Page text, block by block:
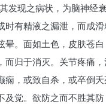
发现之病状，为脑神经
有精液之漏泄，而成
。面如土色，皮肤苍
归于消灭。关节疼痛
，或致自杀，或卒倒
觉。欲防之而不胜其防